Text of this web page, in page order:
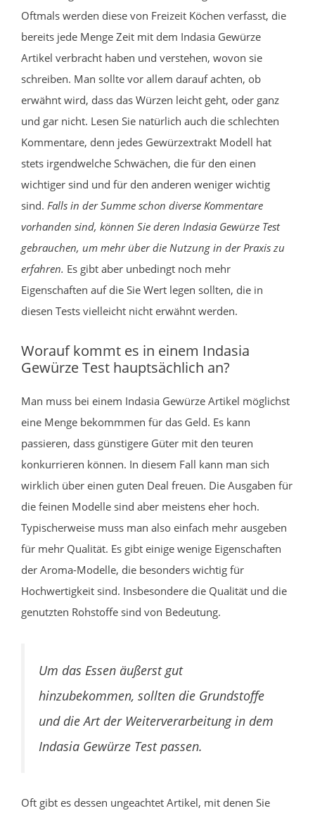
Oftmals werden diese von Freizeit Köchen verfasst, die
bereits jede Menge Zeit mit dem Indasia Gewürze
Artikel verbracht haben und verstehen, wovon sie
schreiben. Man sollte vor allem darauf achten, ob
erwähnt wird, dass das Würzen leicht geht, oder ganz
und gar nicht. Lesen Sie natürlich auch die schlechten
Kommentare, denn jedes Gewürzextrakt Modell hat
stets irgendwelche Schwächen, die für den einen
wichtiger sind und für den anderen weniger wichtig
sind. Falls in der Summe schon diverse Kommentare
vorhanden sind, können Sie deren Indasia Gewürze Test
gebrauchen, um mehr über die Nutzung in der Praxis zu
erfahren. Es gibt aber unbedingt noch mehr
Eigenschaften auf die Sie Wert legen sollten, die in
diesen Tests vielleicht nicht erwähnt werden.
Worauf kommt es in einem Indasia
Gewürze Test hauptsächlich an?
Man muss bei einem Indasia Gewürze Artikel möglichst
eine Menge bekommmen für das Geld. Es kann
passieren, dass günstigere Güter mit den teuren
konkurrieren können. In diesem Fall kann man sich
wirklich über einen guten Deal freuen. Die Ausgaben für
die feinen Modelle sind aber meistens eher hoch.
Typischerweise muss man also einfach mehr ausgeben
für mehr Qualität. Es gibt einige wenige Eigenschaften
der Aroma-Modelle, die besonders wichtig für
Hochwertigkeit sind. Insbesondere die Qualität und die
genutzten Rohstoffe sind von Bedeutung.
Um das Essen äußerst gut
hinzubekommen, sollten die Grundstoffe
und die Art der Weiterverarbeitung in dem
Indasia Gewürze Test passen.
Oft gibt es dessen ungeachtet Artikel, mit denen Sie